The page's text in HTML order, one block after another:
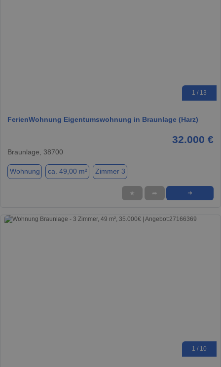
1 / 13
FerienWohnung Eigentumswohnung in Braunlage (Harz)
32.000 €
Braunlage, 38700
Wohnung ca. 49,00 m² Zimmer 3
★ ➦ ➜
1 / 10